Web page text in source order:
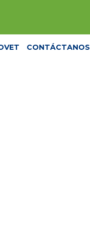
CONTÁCTANOS